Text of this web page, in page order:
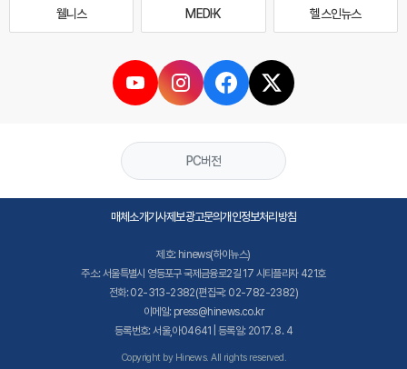
웰니스 MEDI·K 헬스인뉴스
PC버전
매체소개기사제보광고문의개인정보처리방침
제호: hinews(하이뉴스)
주소: 서울특별시 영등포구 국제금융로2길 17 시티플라자 421호
전화: 02-313-2382(편집국: 02-782-2382)
이메일: press@hinews.co.kr
등록번호: 서울,아04641 | 등록일: 2017. 8. 4
Copyright by Hinews. All rights reserved.